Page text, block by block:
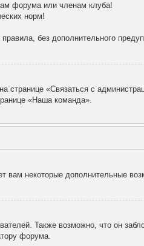
форума или членам клуба!
норм!
без дополнительного
странице «Связаться с
«Наша команда».
некоторые дополнительные
Также возможно, что он
форума.